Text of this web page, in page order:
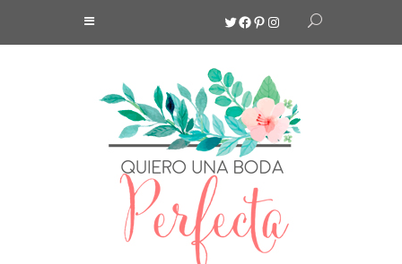
Twitter
Facebook
Pinterest
Instagram